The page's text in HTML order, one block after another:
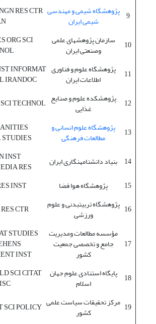
9 پژوهشگاه شیمی و مهندسی
شیمی ایران
RES CTR
10 سازمان پژوهش‫های علمی
وصنعتی ایران
ORG SCI
11 پژوهشگاه علوم و فناوری
اطلاعات ایران
INFORMAT
IRANDOC
12 پژوهشکده علوم و صنایع
غذایی TECHNOL
13 پژوهشگاه علوم انسانی و
مطالعات فرهنگی
14 بنیاد دانشنامه‫نگاری ایران INST
RES
15
پژوهشگاه هوا فضا INST
16 پژوهشگاه تربیت‫بدنی و علوم
ورزشی CTR
17
مؤسسه مطالعات ومدیریت
جامع و تخصصی جمعیت
کشور
STUDIES
INST
18 پایگاه استنادی علوم جهان
اسلام
SCI CITAT
19 مرکز تحقیقات سیاست علمی
کشور SCI POLICY